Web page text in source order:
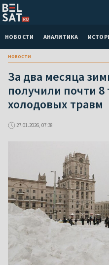
НОВОСТИ АНАЛИТИКА
новости
За два месяца
получили почти
холодовых травм
27.01.2026, 07:38